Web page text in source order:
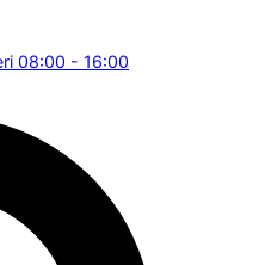
08:00 - 16:00